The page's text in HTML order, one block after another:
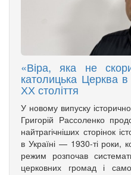
«Віра, яка не
католицька Церква
ХХ століття
У новому випуску
Григорій Рассоленко
найтрагічніших сторінок
в Україні — 1930-ті роки,
режим розпочав
церковних громад і